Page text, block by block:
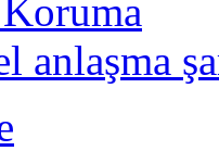
anlaşma